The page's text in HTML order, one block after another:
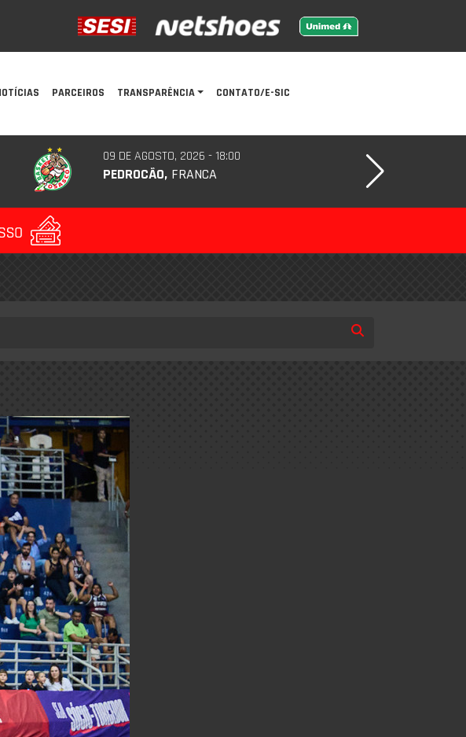
PARCEIROS TRANSPARÊNCIA CONTATO/E-SIC
09 DE AGOSTO, 2026 - 18:00
PEDROCÃO, FRANCA